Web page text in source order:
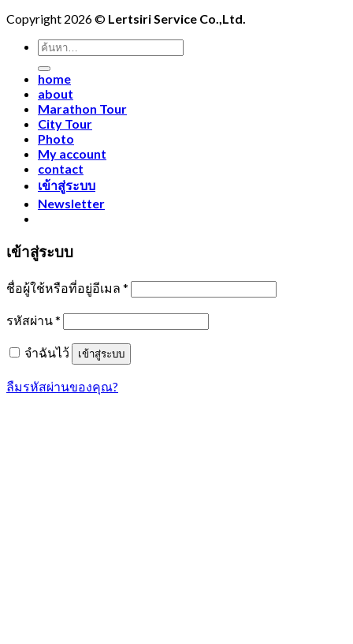
Copyright 2026 © Lertsiri Service Co.,Ltd.
ค้นหา:
home
about
Marathon Tour
City Tour
Photo
My account
contact
เข้าสู่ระบบ
Newsletter
เข้าสู่ระบบ
ชื่อผู้ใช้หรือที่อยู่อีเมล *
รหัสผ่าน*
จำฉันไว้ เข้าสู่ระบบ
ลืมรหัสผ่านของคุณ?